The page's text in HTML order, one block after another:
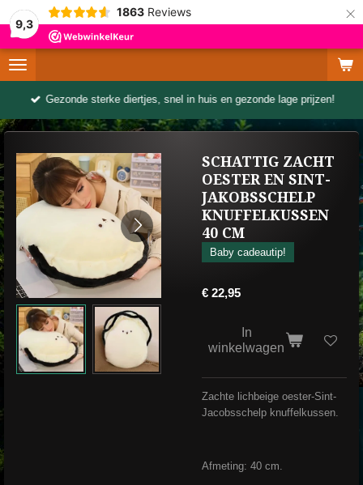
9,3
1863 Reviews ×
Gezonde sterke diertjes, snel in huis en gezonde lage prijzen!
SCHATTIG ZACHT
OESTER EN SINT-
JAKOBSSCHELP
KNUFFELKUSSEN
40 CM
Baby cadeautip!
€ 22,95
In
winkelwagen
Zachte lichbeige oester-Sint-
Jacobsschelp knuffelkussen.
Afmeting: 40 cm.